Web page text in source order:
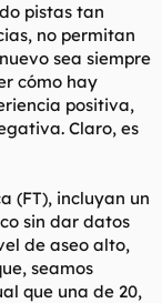
pistas tan
no permitan
sea siempre
cómo hay
positiva,
Claro, es
(FT), incluyan un
sin dar datos
de aseo alto,
seamos
que una de 20,